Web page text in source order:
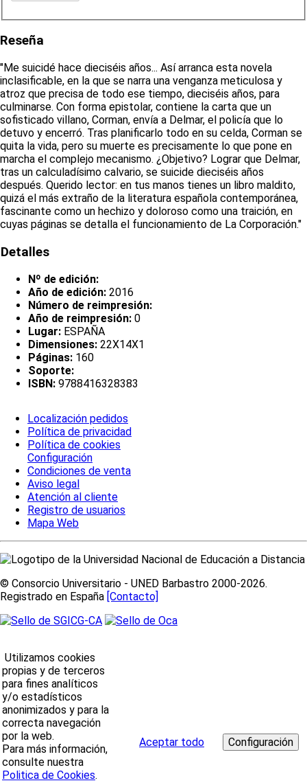
Reseña
"Me suicidé hace dieciséis años... Así arranca esta novela
inclasificable, en la que se narra una venganza meticulosa y
atroz que precisa de todo ese tiempo, dieciséis años, para
culminarse. Con forma epistolar, contiene la carta que un
sofisticado villano, Corman, envía a Delmar, el policía que lo
detuvo y encerró. Tras planificarlo todo en su celda, Corman se
quita la vida, pero su muerte es precisamente lo que pone en
marcha el complejo mecanismo. ¿Objetivo? Lograr que Delmar,
tras un calculadísimo calvario, se suicide dieciséis años
después. Querido lector: en tus manos tienes un libro maldito,
quizá el más extraño de la literatura española contemporánea,
fascinante como un hechizo y doloroso como una traición, en
cuyas páginas se detalla el funcionamiento de La Corporación."
Detalles
Nº de edición:
Año de edición: 2016
Número de reimpresión:
Año de reimpresión: 0
Lugar: ESPAÑA
Dimensiones: 22X14X1
Páginas: 160
Soporte:
ISBN: 9788416328383
Localización pedidos
Política de privacidad
Política de cookies
Configuración
Condiciones de venta
Aviso legal
Atención al cliente
Registro de usuarios
Mapa Web
© Consorcio Universitario - UNED Barbastro 2000-2026.
Registrado en España [Contacto]
Utilizamos cookies
propias y de terceros
para fines analíticos
y/o estadísticos
anonimizados y para la
correcta navegación
por la web.
Para más información,
consulte nuestra
Politica de Cookies.
Aceptar todo